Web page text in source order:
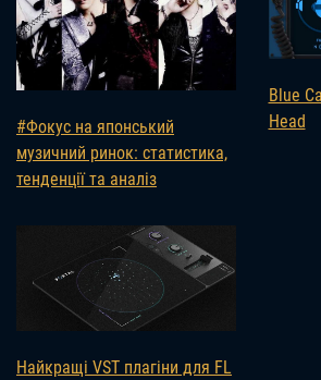
#Фокус на японський
музичний ринок: статистика,
тенденції та аналіз
Blue
Head
Найкращі VST плагіни для FL